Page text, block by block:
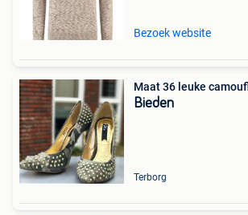
Bezoek website
Maat 36 leuke
Bieden
Terborg